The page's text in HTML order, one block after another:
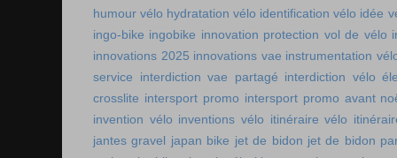
humour vélo hydratation vélo identification vélo idée
ingo-bike ingobike innovation protection vol de vélo
innovations 2025 innovations vae instrumentation
service
interdiction vae partagé interdiction vélo
crosslite intersport promo intersport promo avant
invention vélo inventions vélo itinéraire vélo
jantes gravel japan bike jet de bidon jet de bidon